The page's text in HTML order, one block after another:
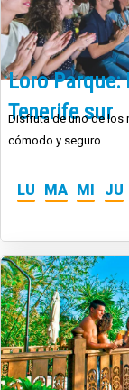
Loro Parque:
Tenerife sur
Disfruta de uno de
cómodo y seguro.
LU MA MI JU